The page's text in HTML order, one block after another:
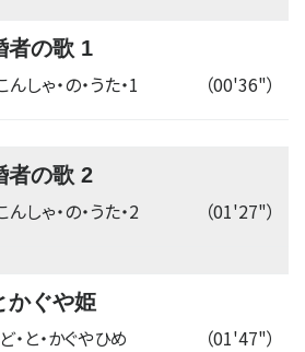
者の歌 1
（00'36"）
んしゃ・の・うた・1
者の歌 2
（01'27"）
んしゃ・の・うた・2
かぐや姫
（01'47"）
・と・かぐやひめ